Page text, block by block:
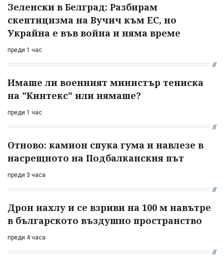
Зеленски в Белград: Разбирам
скептицизма на Вучич към ЕС, но
Украйна е във война и няма време
преди 1 час
Имаше ли военният министър тениска
на "Кинтекс" или нямаше?
преди 1 час
Отново: камион спука гума и навлезе в
насрещното на Подбалканския път
преди 3 часа
Дрон нахлу и се взриви на 100 м навътре
в българското въздушно пространство
преди 4 часа